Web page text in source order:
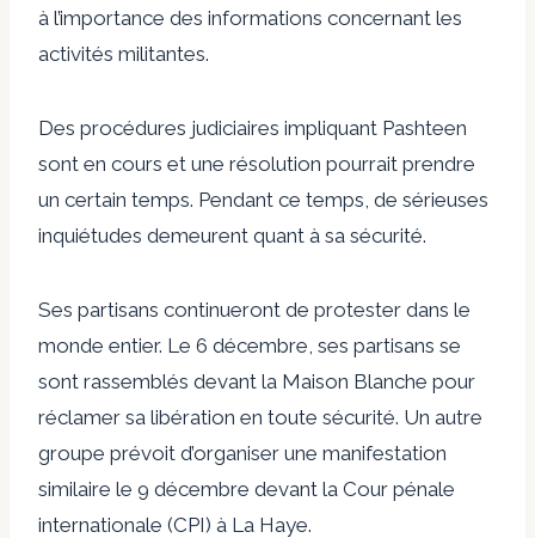
à l’importance des informations concernant les
activités militantes.
Des procédures judiciaires impliquant Pashteen
sont en cours et une résolution pourrait prendre
un certain temps. Pendant ce temps, de sérieuses
inquiétudes demeurent quant à sa sécurité.
Ses partisans continueront de protester dans le
monde entier. Le 6 décembre, ses partisans se
sont rassemblés devant la Maison Blanche pour
réclamer sa libération en toute sécurité. Un autre
groupe prévoit d’organiser une manifestation
similaire le 9 décembre devant la Cour pénale
internationale (CPI) à La Haye.